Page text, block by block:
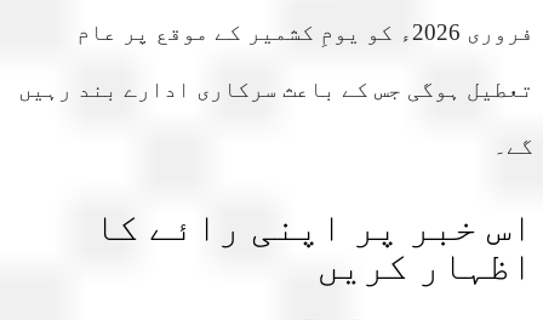
فروری 2026ء کو یومِ کشمیر کے موقع پر عام
ہوگی جس کے باعث سرکاری ادارے بند رہیں
خبر پر اپنی رائے کا
کریں